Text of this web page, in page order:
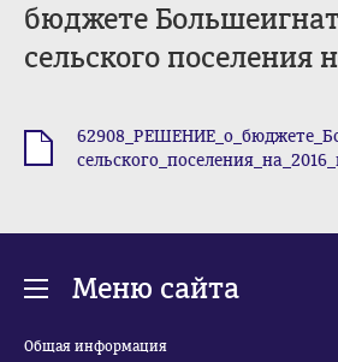
бюджете
сельского поселения
Меню сайта
Общая информация